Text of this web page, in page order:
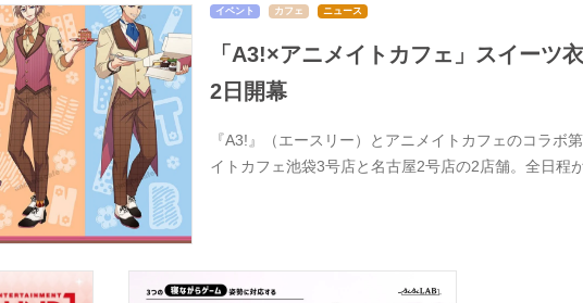
イベント カフェ ニュース
「A3!×アニメイトカフェ」スイーツ
2日開幕
『A3!』（エースリー）とアニメイトカフェのコラ
イトカフェ池袋3号店と名古屋2号店の2店舗。全日程